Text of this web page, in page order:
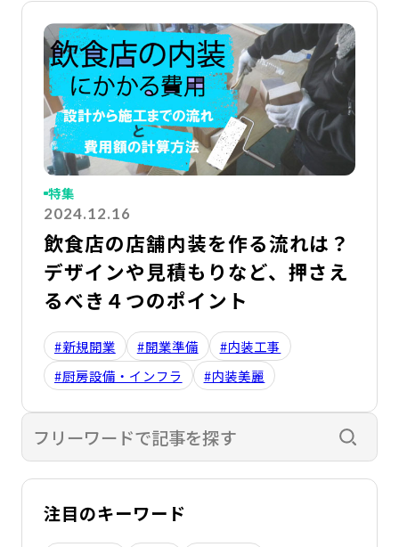
2024.12.16
特集
飲食店の店舗内装を作る流れは？
デザインや見積もりなど、押さえ
るべき４つのポイント
#新規開業 #開業準備
#内装工事
#厨房設備・インフラ
#内装美麗
検索す
注目のキーワード